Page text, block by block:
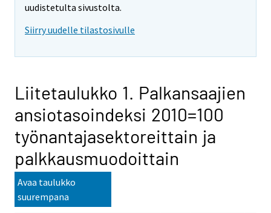
uudistetulta sivustolta.
Siirry uudelle tilastosivulle
Liitetaulukko 1. Palkansaajien
ansiotasoindeksi 2010=100
työnantajasektoreittain ja
palkkausmuodoittain
Avaa taulukko
suurempana